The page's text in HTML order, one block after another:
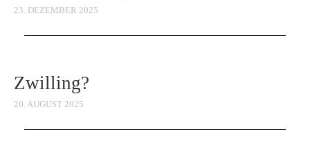
23. DEZEMBER 2025
Zwilling?
20. AUGUST 2025